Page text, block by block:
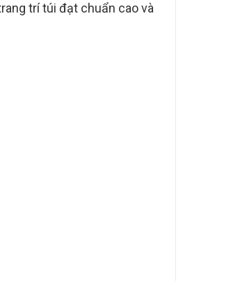
trí túi đạt chuẩn cao và